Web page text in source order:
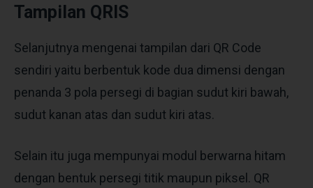
Tampilan QRIS
Selanjutnya mengenai tampilan dari QR Code
sendiri yaitu berbentuk kode dua dimensi dengan
penanda 3 pola persegi di bagian sudut kiri bawah,
sudut kanan atas dan sudut kiri atas.
Selain itu juga mempunyai modul berwarna hitam
dengan bentuk persegi titik maupun piksel. QR